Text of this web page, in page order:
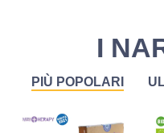
I
PIÙ POPOLARI